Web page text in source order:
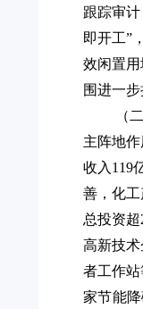
跟踪审计
即开工”
效闲置
围进一
（
主阵地
收入 119
善，化
总投资
高新技术
者工作
家节能